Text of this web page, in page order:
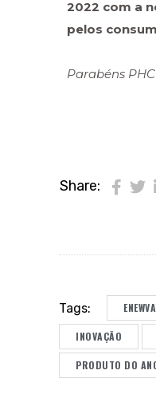
2022 com a
pelos
Parabéns
Share:
Tags:
INOVAÇÃO
PRODUTO DO